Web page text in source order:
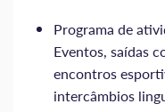
Programa de
Eventos, saídas
encontros
intercâmbios